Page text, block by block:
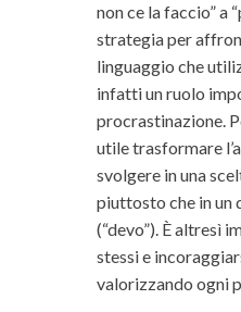
non ce la faccio” a
strategia per
linguaggio che
infatti un ruolo
procrastinazione.
utile trasformare
svolgere in una
piuttosto che in un
(“devo”). È altresì
stessi e
valorizzando ogni